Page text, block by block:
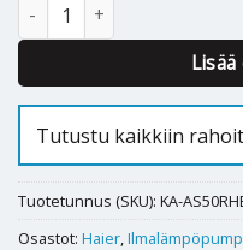
Alternative:
Tutustu kaikkiin
Tuotetunnus (SKU): KA-
Osastot: Haier,